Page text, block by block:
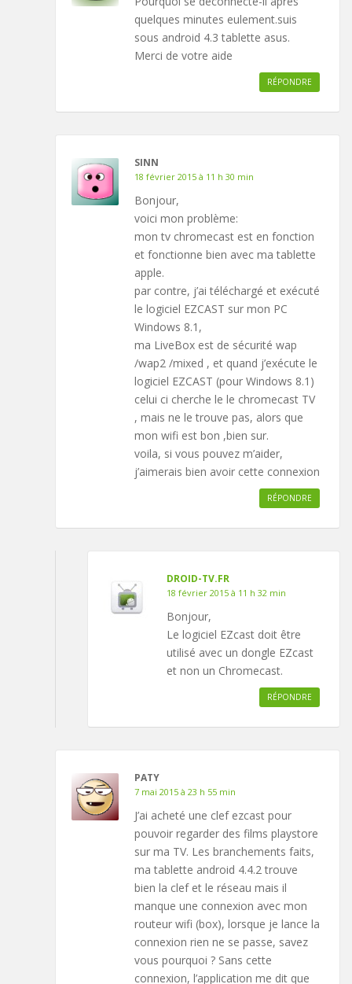
quelques minutes eulement.suis
sous android 4.3 tablette asus.
Merci de votre aide
RÉPONDRE
SINN
18 février 2015 à 11 h 30 min
Bonjour,
voici mon problème:
mon tv chromecast est en fonction
et fonctionne bien avec ma tablette
apple.
par contre, j’ai téléchargé et exécuté
le logiciel EZCAST sur mon PC
Windows 8.1,
ma LiveBox est de sécurité wap
/wap2 /mixed , et quand j’exécute le
logiciel EZCAST (pour Windows 8.1)
celui ci cherche le le chromecast TV
, mais ne le trouve pas, alors que
mon wifi est bon ,bien sur.
voila, si vous pouvez m’aider,
j’aimerais bien avoir cette connexion
RÉPONDRE
DROID-TV.FR
18 février 2015 à 11 h 32 min
Bonjour,
Le logiciel EZcast doit être
utilisé avec un dongle EZcast
et non un Chromecast.
RÉPONDRE
PATY
7 mai 2015 à 23 h 55 min
J’ai acheté une clef ezcast pour
pouvoir regarder des films playstore
sur ma TV. Les branchements faits,
ma tablette android 4.4.2 trouve
bien la clef et le réseau mais il
manque une connexion avec mon
routeur wifi (box), lorsque je lance la
connexion rien ne se passe, savez
vous pourquoi ? Sans cette
connexion, l’application me dit que